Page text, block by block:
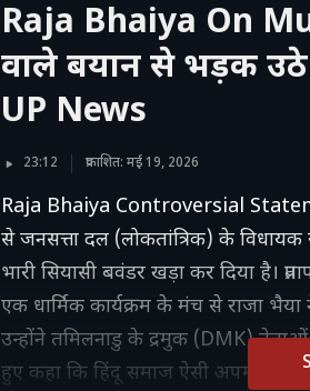
Raja Bhaiya On
वाले बयान से भड़क
UP News
23:12 प्रकाशित: मई 19, 2026
Raja Bhaiya Controversial
से जनसत्ता दल (लोकतांत्रिक) के विधायक
भारी सियासी बवंडर खड़ा कर दिया है।
एक धार्मिक कार्यक्रम के मंच से राजा भैया
उन्होंने तमिलनाडु के द्रमुक (DMK) नेताओं
हुए कहा कि हिंदू समाज ऐसी